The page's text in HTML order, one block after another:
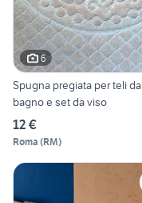
6
Spugna pregiata per teli da
bagno e set da viso
12 €
Roma (RM)